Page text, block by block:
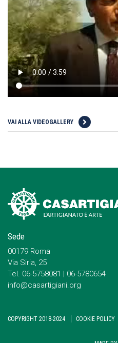
VAI ALLA VIDEOGALLERY
Sede
00179 Roma
Via Siria, 25
Tel. 06-5758081 | 06-5780654
info@casartigiani.org
COPYRIGHT 2018-2024 COOKIE POLICY